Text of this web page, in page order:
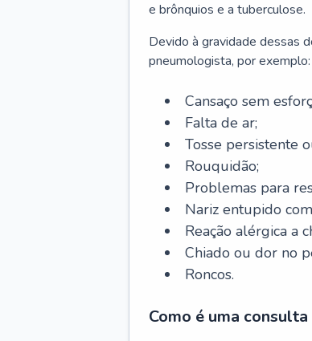
e brônquios e a tuberculose.
Devido à gravidade dessas
pneumologista, por exemplo:
Cansaço sem
Falta de ar;
Tosse persistente
Rouquidão;
Problemas para
Nariz entupido
Reação alérgica a
Chiado ou dor no
Roncos.
Como é uma